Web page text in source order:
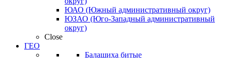
ЮАО (Южный административный округ)
ЮЗАО (Юго-Западный административный
округ)
Close
ГЕО
Балашиха битые